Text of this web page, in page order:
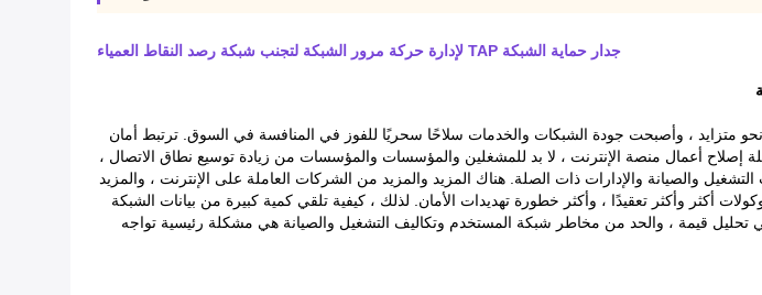
جدار حماية الشبكة TAP لإدارة حركة مرور الشبكة لتجنب شبكة رصد النقاط العمياء
متزايد ، وأصبحت جودة الشبكات والخدمات سلاحًا سحريًا للفوز في المنافسة في السوق. ترتبط أمان
إصلاح أعمال منصة الإنترنت ، لا بد للمشغلين والمؤسسات والمؤسسات من زيادة توسيع نطاق الاتصال ،
والصيانة والإدارات ذات الصلة. هناك المزيد والمزيد من الشركات العاملة على الإنترنت ، والمزيد
أكثر وأكثر تعقيدًا ، وأكثر خطورة تهديدات الأمان. لذلك ، كيفية تلقي كمية كبيرة من بيانات الشبكة
تحليل قيمة ، والحد من مخاطر شبكة المستخدم وتكاليف التشغيل والصيانة هي مشكلة رئيسية تواجه